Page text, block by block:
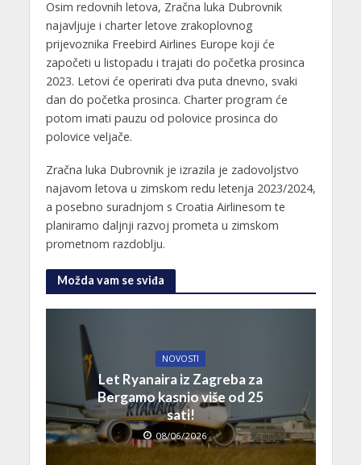
Osim redovnih letova, Zračna luka Dubrovnik
najavljuje i charter letove zrakoplovnog
prijevoznika Freebird Airlines Europe koji će
započeti u listopadu i trajati do početka prosinca
2023. Letovi će operirati dva puta dnevno, svaki
dan do početka prosinca. Charter program će
potom imati pauzu od polovice prosinca do
polovice veljače.
Zračna luka Dubrovnik je izrazila je zadovoljstvo
najavom letova u zimskom redu letenja 2023/2024,
a posebno suradnjom s Croatia Airlinesom te
planiramo daljnji razvoj prometa u zimskom
prometnom razdoblju.
Možda vam se sviđa
NOVOSTI
Let Ryanaira iz Zagreba za
Bergamo kasnio više od 25
sati!
08/06/2026